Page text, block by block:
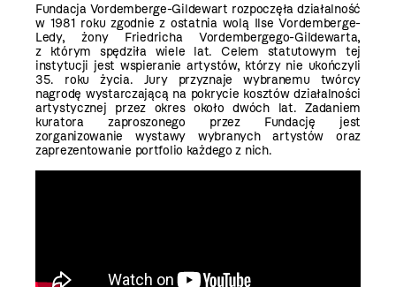
Fundacja Vordemberge-Gildewart rozpoczęła działalność
w 1981 roku zgodnie z ostatnia wolą Ilse Vordemberge-
Ledy, żony Friedricha Vordembergego-Gildewarta,
z którym spędziła wiele lat. Celem statutowym tej
instytucji jest wspieranie artystów, którzy nie ukończyli
35. roku życia. Jury przyznaje wybranemu twórcy
nagrodę wystarczającą na pokrycie kosztów działalności
artystycznej przez okres około dwóch lat. Zadaniem
kuratora zaproszonego przez Fundację jest
zorganizowanie wystawy wybranych artystów oraz
zaprezentowanie portfolio każdego z nich.